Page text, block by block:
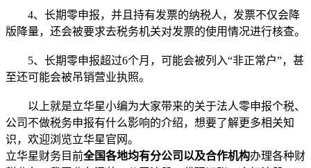
4、长期零申报，并且持有发票的纳税人，发票不仅会降
版降量，还会被要求去税务机关对发票的使用情况进行核查。
5、长期零申报超过6个月，可能会被列入“非正常户”，甚
至还可能会被吊销营业执照。
以上就是立华星小编为大家带来的关于法人零申报个税、
公司不做税务申报有什么影响的介绍，想要了解更多相关知
识，欢迎浏览立华星官网。
立华星财务目前全国各地均有分公司以及合作机构办理各种财